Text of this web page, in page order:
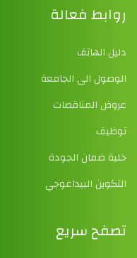
روابط فعالة
دليل الهاتف
الوصول الى الجامعة
عروض المناقصات
توظيف
خلية ضمان الجودة
التكوين البيداغوجي
تصفح سريع